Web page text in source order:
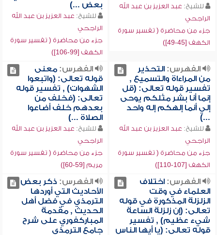
للشيخ: عبد العزيز بن عبد الله
الراجحي
جزء من محاضرة ( تفسير سورة
الكهف [45-49])
بعض ...)
للشيخ: عبد العزيز بن عبد الله
الراجحي
جزء من محاضرة ( تفسير سورة
الكهف [99-106])
الفهرس:التحذير
من المراءاة والتسميع ,
تفسير قوله تعالى: (قل
إنما أنا بشر مثلكم يوحى
إلي أنما إلهكم إله واحد
...)
للشيخ: عبد العزيز بن عبد الله
الراجحي
جزء من محاضرة ( تفسير سورة
الكهف [107-110])
الفهرس:معنى
قوله تعالى: (واتبعوا
الشهوات) , تفسير قوله
تعالى: (فخلف من
بعدهم خلف أضاعوا
الصلاة ...)
للشيخ: عبد العزيز بن عبد الله
الراجحي
جزء من محاضرة ( تفسير سورة
مريم [59-60])
الفهرس:اختلاف
العلماء في وقت
الزلزلة المذكورة في قوله
تعالى: (إن زلزلة الساعة
شيء عظيم) , تفسير
قوله تعالى: (يا أيها الناس
الفهرس: ذكر بعض
الأحاديث التي أوردها
الترمذي في فضل أهل
الحديث , مقدمة
المباركفوري على شرح
جامع الترمذي